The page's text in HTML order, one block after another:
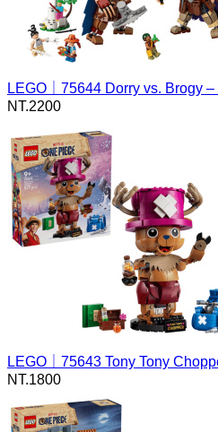
LEGO｜75644 Dorry vs. Brogy
NT.2200
LEGO｜75643 Tony Tony
NT.1800